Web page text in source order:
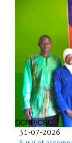
31-07-2026